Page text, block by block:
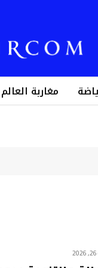
مغاربة العالم